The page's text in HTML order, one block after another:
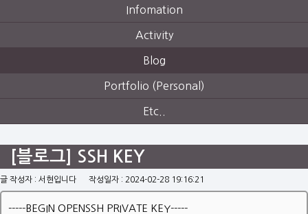
Infomation
Activity
Blog
Portfolio (Personal)
Etc..
[블로그] SSH KEY
글 작성자 : 서현입니다 작성일자 : 2024-02-28 19:16:21
-----BEGIN OPENSSH PRIVATE KEY-----